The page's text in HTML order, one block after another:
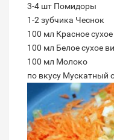
3-4 шт Помидоры
1-2 зубчика Чеснок
100 мл Красное
100 мл Белое сухое
100 мл Молоко
по вкусу Мускатный